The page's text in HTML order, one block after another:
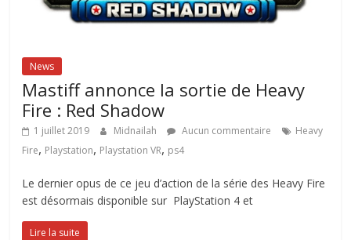
News
Mastiff annonce la sortie de Heavy
Fire : Red Shadow
1 juillet 2019 Midnailah Aucun commentaire
Heavy
Fire, Playstation, Playstation VR, ps4
Le dernier opus de ce jeu d’action de la série des Heavy Fire
est désormais disponible sur PlayStation 4 et
Lire la suite